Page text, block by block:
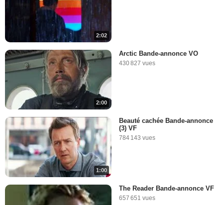
2:02
2:00
Arctic Bande-annonce VO
430 827 vues
1:00
Beauté cachée Bande-annonce
(3) VF
784 143 vues
The Reader Bande-annonce VF
657 651 vues